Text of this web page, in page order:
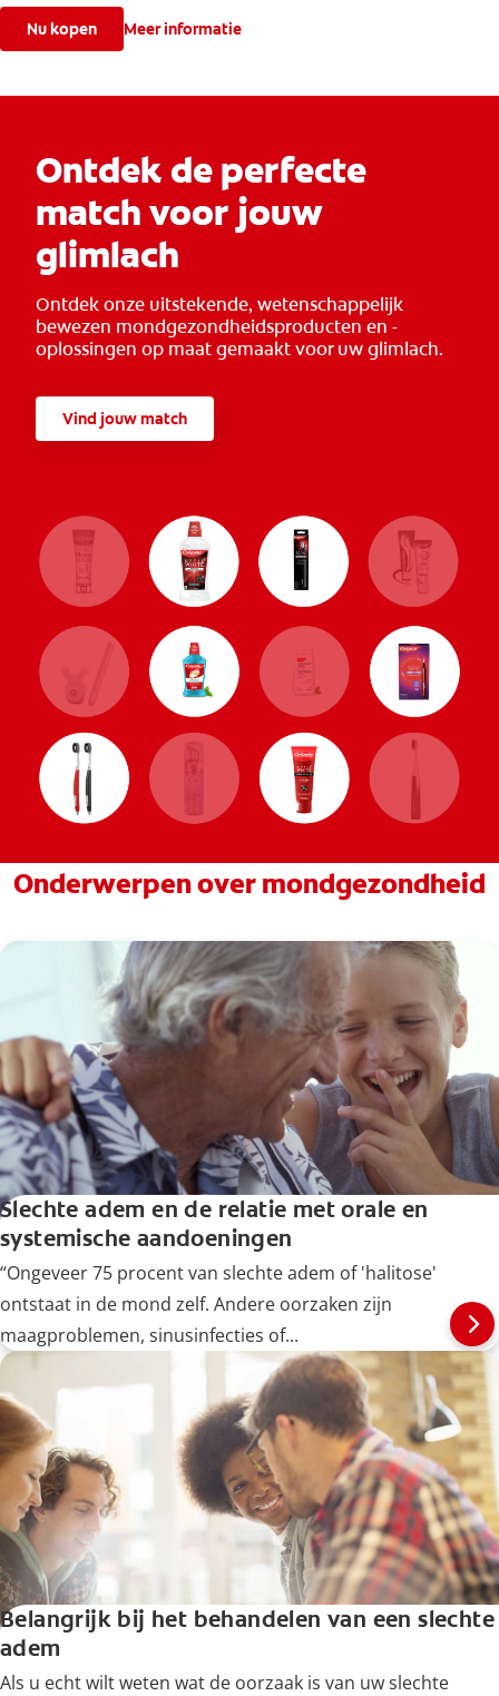
Nu kopen Meer informatie
Ontdek de perfecte
match voor jouw
glimlach
Ontdek onze uitstekende, wetenschappelijk
bewezen mondgezondheidsproducten en -
oplossingen op maat gemaakt voor uw glimlach.
Vind jouw match
Onderwerpen over mondgezondheid
Slechte adem en de relatie met orale en
systemische aandoeningen
“Ongeveer 75 procent van slechte adem of 'halitose'
ontstaat in de mond zelf. Andere oorzaken zijn
maagproblemen, sinusinfecties of...
Belangrijk bij het behandelen van een slechte
adem
Als u echt wilt weten wat de oorzaak is van uw slechte